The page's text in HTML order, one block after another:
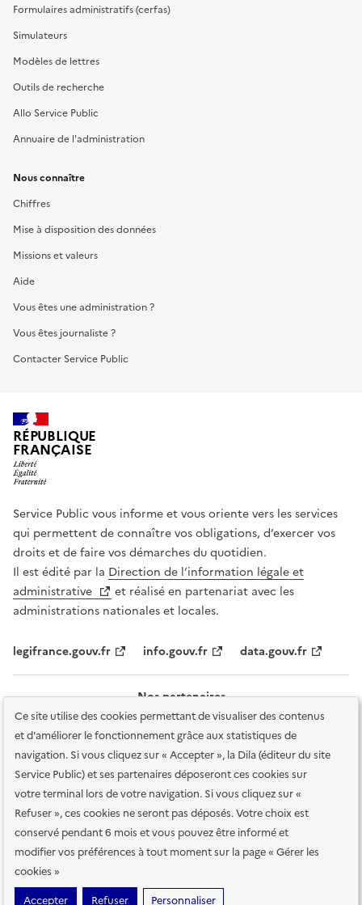
Ce site utilise des cookies permettant de visualiser des contenus
et d'améliorer le fonctionnement grâce aux statistiques de
navigation. Si vous cliquez sur « Accepter », la Dila (éditeur du site
Service Public) et ses partenaires déposeront ces cookies sur
votre terminal lors de votre navigation. Si vous cliquez sur «
Refuser », ces cookies ne seront pas déposés. Votre choix est
conservé pendant 6 mois et vous pouvez être informé et
modifier vos préférences à tout moment sur la page « Gérer les
cookies »
Accepter
Refuser Personnaliser
Formulaires administratifs (cerfas)
Simulateurs
Modèles de lettres
Outils de recherche
Allo Service Public
Annuaire de l'administration
Nous connaître
Chiffres
Mise à disposition des données
Missions et valeurs
Aide
Vous êtes une administration ?
Vous êtes journaliste ?
Contacter Service Public
RÉPUBLIQUE
FRANÇAISE
Service Public vous informe et vous oriente vers les services
qui permettent de connaître vos obligations, d’exercer vos
droits et de faire vos démarches du quotidien.
Il est édité par la Direction de l’information légale et
administrative
et réalisé en partenariat avec les
administrations nationales et locales.
legifrance.gouv.fr info.gouv.fr data.gouv.fr
Nos partenaires
Plan du site Accessibilité : totalement conforme
Accessibilité des
services en ligne Mentions légales Données personnelles et sécurité
Conditions générales d'utilisation Gestion des cookies
Sauf mention contraire, tous les contenus de ce site sont sous